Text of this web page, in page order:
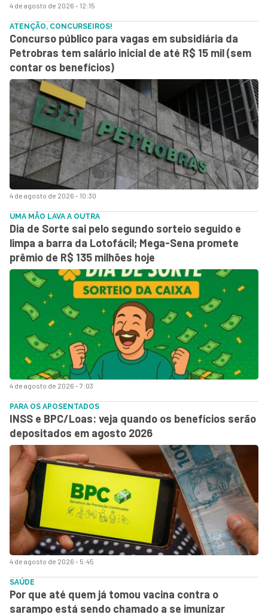
4 de agosto de 2026 - 12:15
4 de agosto de 2026 - 10:30
ATENÇÃO, CONCURSEIROS!
Concurso público para vagas em subsidiária da
Petrobras tem salário inicial de até R$ 15 mil (sem
contar os benefícios)
4 de agosto de 2026 - 7:03
UMA MÃO LAVA A OUTRA
Dia de Sorte sai pelo segundo sorteio seguido e
limpa a barra da Lotofácil; Mega-Sena promete
prêmio de R$ 135 milhões hoje
4 de agosto de 2026 - 5:45
PARA OS APOSENTADOS
INSS e BPC/Loas: veja quando os benefícios serão
depositados em agosto 2026
SAÚDE
Por que até quem já tomou vacina contra o
sarampo está sendo chamado a se imunizar